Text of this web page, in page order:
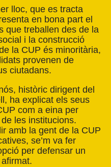
lloc, que es tracta
en bona part el
que treballen des de la
i la construcció
la CUP és minoritària,
provenen de
ciutadans.
històric dirigent del
ha explicat els seus
com a eina per
les institucions.
amb la gent de la CUP
se’m va fer
per defensar un